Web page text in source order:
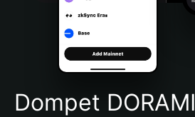
Português (Brasil)
Español (Argentina)
Dompet DORAMI